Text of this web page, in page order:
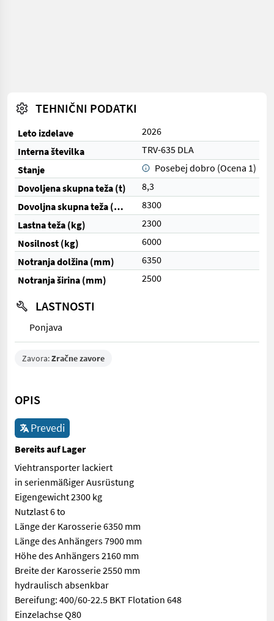
TEHNIČNI PODATKI
Leto izdelave
2026
Interna številka
TRV-635 DLA
Stanje
Posebej dobro (Ocena 1)
Dovoljena skupna teža (t)
8,3
Dovoljna skupna teža (kg)
8300
Lastna teža (kg)
2300
Nosilnost (kg)
6000
Notranja dolžina (mm)
6350
Notranja širina (mm)
2500
LASTNOSTI
Ponjava
Zavora:Zračne zavore
OPIS
Prevedi
Bereits auf Lager
Viehtransporter lackiert
in serienmäßiger Ausrüstung
Eigengewicht 2300 kg
Nutzlast 6 to
Länge der Karosserie 6350 mm
Länge des Anhängers 7900 mm
Höhe des Anhängers 2160 mm
Breite der Karosserie 2550 mm
hydraulisch absenkbar
Bereifung: 400/60-22.5 BKT Flotation 648
Einzelachse Q80